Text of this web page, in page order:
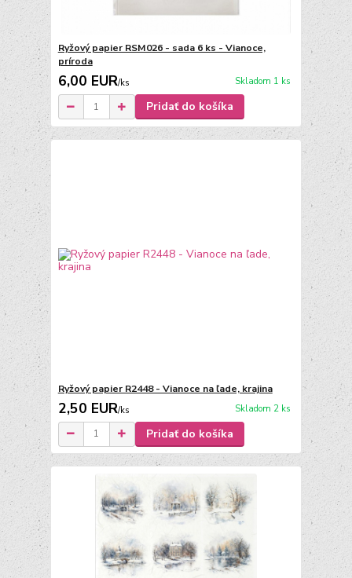
Ryžový papier RSM026 - sada 6 ks - Vianoce,
príroda
6,00 EUR/ks Skladom 1 ks
Pridať do košíka
Ryžový papier R2448 - Vianoce na ľade, krajina
2,50 EUR/ks Skladom 2 ks
Pridať do košíka